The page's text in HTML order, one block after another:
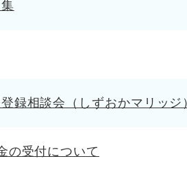
録相談会（しずおかマリッジ
の受付について